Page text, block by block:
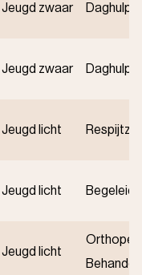
Jeugd zwaar Daghulp
Jeugd zwaar Daghulp
Jeugd licht
Jeugd licht
Jeugd licht